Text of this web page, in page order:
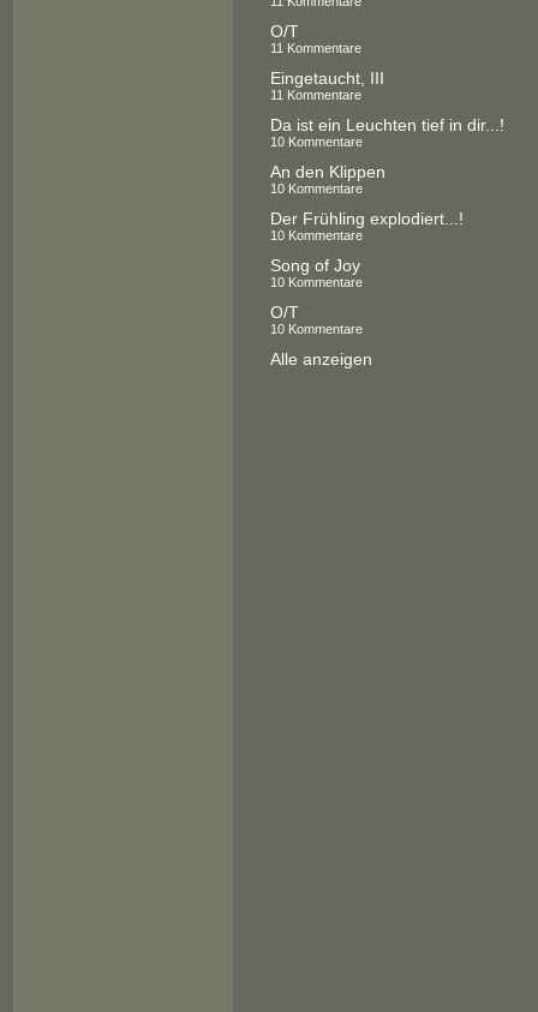
O/T
11 Kommentare
Eingetaucht, III
11 Kommentare
Da ist ein Leuchten tief in dir...!
10 Kommentare
An den Klippen
10 Kommentare
Der Frühling explodiert...!
10 Kommentare
Song of Joy
10 Kommentare
O/T
10 Kommentare
Alle anzeigen